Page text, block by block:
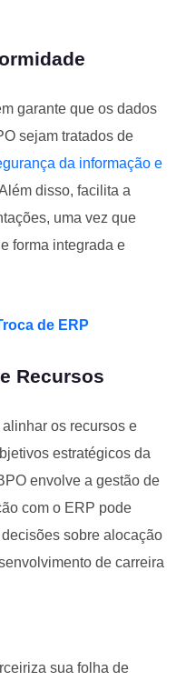
garante que os dados
sejam tratados de
da informação e
disso, facilita a
uma vez que
forma integrada e
de ERP
Recursos
os recursos e
estratégicos da
envolve a gestão de
com o ERP pode
sobre alocação
de carreira
sua folha de